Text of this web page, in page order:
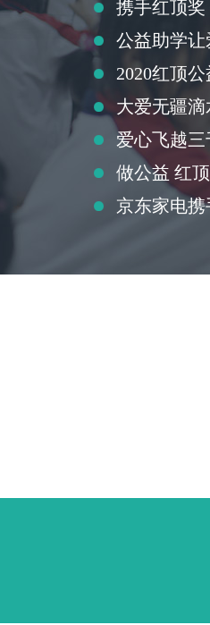
携手红顶
公益助学
2020红顶
大爱无疆
爱心飞越
做公益 红
京东家电